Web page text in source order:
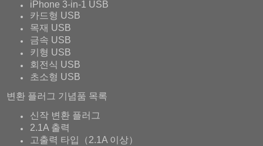
iPhone 3-in-1 USB
카드형 USB
목재 USB
금속 USB
키형 USB
회전식 USB
초소형 USB
변환 플러그 기념품 목록
신작 변환 플러그
2.1A 출력
고출력 타입（2.1A 이상）